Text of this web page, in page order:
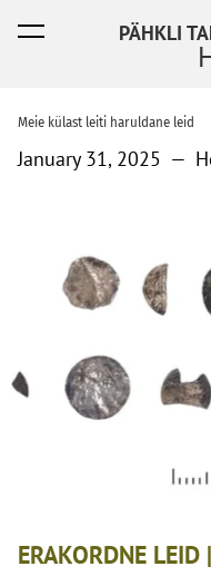
PÄHKLI
was added to the cart.
Meie külast leiti haruldane leid
January 31, 2025 —
ERAKORDNE